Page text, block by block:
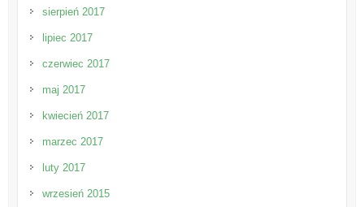
sierpień 2017
lipiec 2017
czerwiec 2017
maj 2017
kwiecień 2017
marzec 2017
luty 2017
wrzesień 2015